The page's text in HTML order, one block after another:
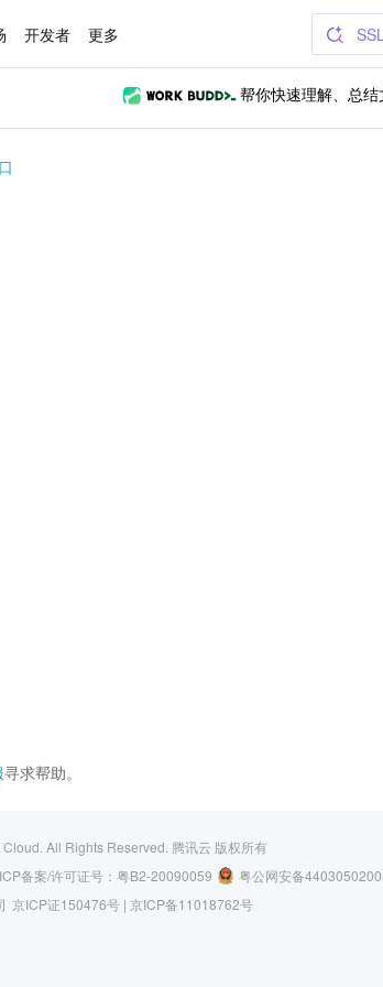
开发者 更多
帮你快速理解、总结
寻求帮助。
All Rights Reserved. 腾讯云 版权所有
ICP备案/许可证号： 粤B2-20090059
粤公网安备
京ICP证150476号 | 京ICP备11018762号